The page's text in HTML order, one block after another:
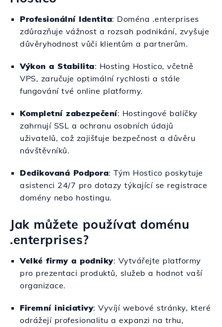
Profesionální Identita: Doména .enterprises
zdůrazňuje vážnost a rozsah podnikání, zvyšuje
důvěryhodnost vůči klientům a partnerům.
Výkon a Stabilita: Hosting Hostico, včetně
VPS, zaručuje optimální rychlosti a stále
fungování tvé online platformy.
Kompletní zabezpečení: Hostingové balíčky
zahrnují SSL a ochranu osobních údajů
uživatelů, což zajišťuje bezpečnost a důvěru
návštěvníků.
Dedikovaná Podpora: Tým Hostico poskytuje
asistenci 24/7 pro dotazy týkající se registrace
domény nebo hostingu.
Jak můžete používat doménu
.enterprises?
Velké firmy a podniky: Vytvářejte platformy
pro prezentaci produktů, služeb a hodnot vaší
organizace.
Firemní iniciativy: Vyvíjí webové stránky, které
odrážejí profesionalitu a expanzi na trhu,